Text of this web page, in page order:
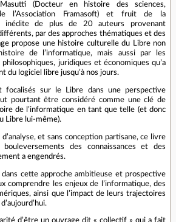
(Docteur en histoire des sciences,
l’Association Framasoft) et fruit de la
inédite de plus de 20 auteurs provenant
par des approches thématiques et des
propose une histoire culturelle du Libre non
de l’informatique, mais aussi par les
juridiques et économiques qu’a
du logiciel libre jusqu’à nos jours.
focalisés sur le Libre dans une perspective
pourtant être considéré comme une clé de
de l’informatique en tant que telle (et donc
Libre lui-même).
et sans conception partisane, ce livre
des connaissances et des
a engendrés.
dans cette approche ambitieuse et prospective
comprendre les enjeux de l’informatique, des
ainsi que l’impact de leurs trajectoires
d’être un ouvrage dit « collectif » qui a fait